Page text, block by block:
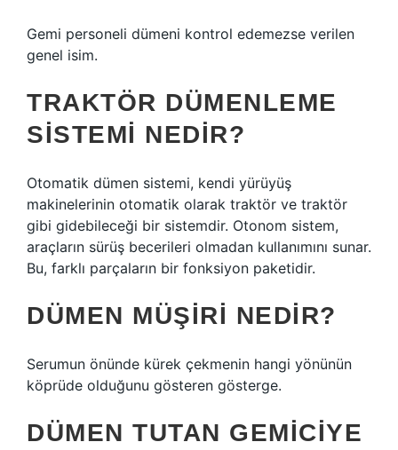
Gemi personeli dümeni kontrol edemezse verilen
genel isim.
TRAKTÖR DÜMENLEME
SISTEMI NEDIR?
Otomatik dümen sistemi, kendi yürüyüş
makinelerinin otomatik olarak traktör ve traktör
gibi gidebileceği bir sistemdir. Otonom sistem,
araçların sürüş becerileri olmadan kullanımını sunar.
Bu, farklı parçaların bir fonksiyon paketidir.
DÜMEN MÜŞIRI NEDIR?
Serumun önünde kürek çekmenin hangi yönünün
köprüde olduğunu gösteren gösterge.
DÜMEN TUTAN GEMICIYE